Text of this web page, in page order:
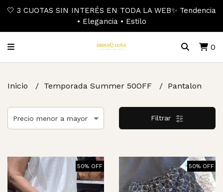
🤍 3 CUOTAS SIN INTERÉS EN TODA LA WEB✨ Tendencia
• Elegancia • Estilo
0
Inicio Temporada Summer 50OFF Pantalon
Filtrar
50% OFF 50% OFF